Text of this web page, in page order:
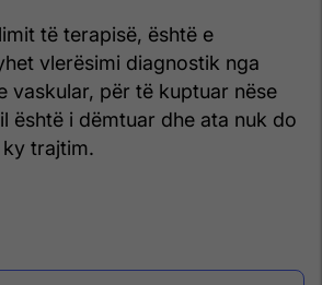
të terapisë, është e
vlerësimi diagnostik nga
vaskular, për të kuptuar nëse
është i dëmtuar dhe ata nuk do
trajtim.